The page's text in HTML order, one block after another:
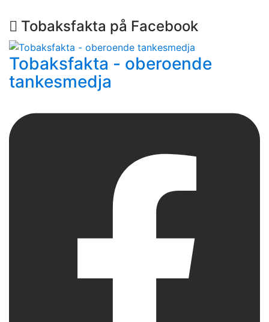
Tobaksfakta på Facebook
Tobaksfakta - oberoende
tankesmedja